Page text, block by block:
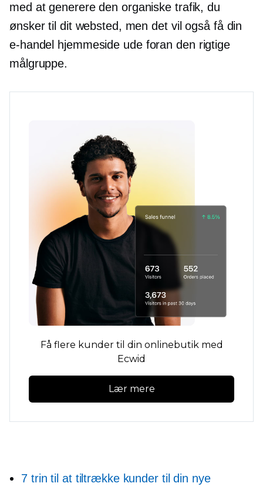
med at generere den organiske trafik, du
ønsker til dit websted, men det vil også få din
e-handel hjemmeside ude foran den rigtige
målgruppe.
Få flere kunder til din onlinebutik med
Ecwid
Lær mere
7 trin til at tiltrække kunder til din nye